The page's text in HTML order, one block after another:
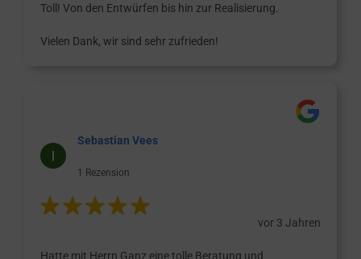
Toll! Von den Entwürfen bis hin zur Realisierung.
Vielen Dank, wir sind sehr zufrieden!
Sebastian Vees
1 Rezension
vor 3 Jahren
Hatte mit Herrn Ganz eine tolle Beratung und